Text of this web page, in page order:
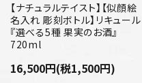
【ナチュラルテイスト】【似顔絵
名入れ 彫刻ボトル】リキュール
『選べる5種 果実のお酒』
720ml
16,500円(税1,500円)